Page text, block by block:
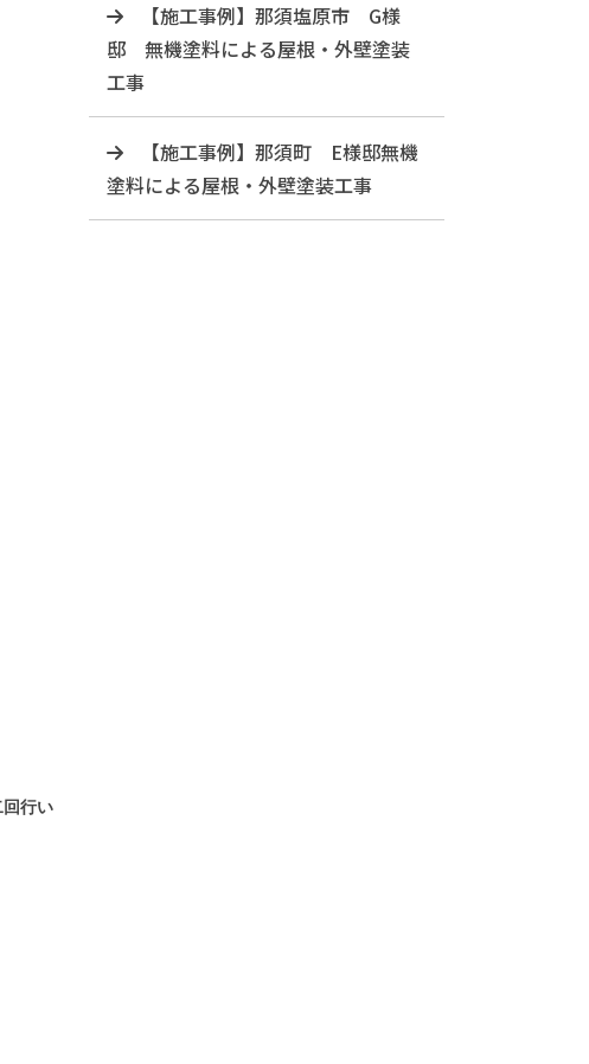
行い
【施工事例】那須塩原市 G様
邸 無機塗料による屋根・外壁塗装
工事
【施工事例】那須町 E様邸無機
塗料による屋根・外壁塗装工事